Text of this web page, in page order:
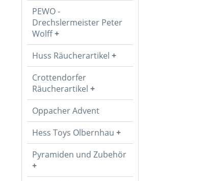
PEWO -
Drechslermeister Peter
Wolff
Huss Räucherartikel
Crottendorfer
Räucherartikel
Oppacher Advent
Hess Toys Olbernhau
Pyramiden und Zubehör